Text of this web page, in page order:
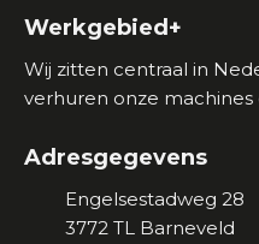
Werkgebied+
Wij zitten centraal in
verhuren onze
Adresgegevens
Engelsestadweg 28
3772 TL Barneveld